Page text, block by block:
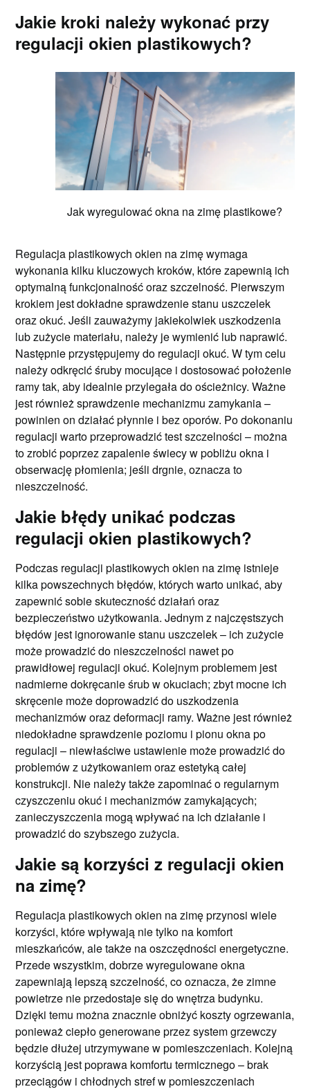
Jakie kroki należy wykonać przy
regulacji okien plastikowych?
Jak wyregulować okna na zimę plastikowe?
Regulacja plastikowych okien na zimę wymaga
wykonania kilku kluczowych kroków, które zapewnią ich
optymalną funkcjonalność oraz szczelność. Pierwszym
krokiem jest dokładne sprawdzenie stanu uszczelek
oraz okuć. Jeśli zauważymy jakiekolwiek uszkodzenia
lub zużycie materiału, należy je wymienić lub naprawić.
Następnie przystępujemy do regulacji okuć. W tym celu
należy odkręcić śruby mocujące i dostosować położenie
ramy tak, aby idealnie przylegała do ościeżnicy. Ważne
jest również sprawdzenie mechanizmu zamykania –
powinien on działać płynnie i bez oporów. Po dokonaniu
regulacji warto przeprowadzić test szczelności – można
to zrobić poprzez zapalenie świecy w pobliżu okna i
obserwację płomienia; jeśli drgnie, oznacza to
nieszczelność.
Jakie błędy unikać podczas
regulacji okien plastikowych?
Podczas regulacji plastikowych okien na zimę istnieje
kilka powszechnych błędów, których warto unikać, aby
zapewnić sobie skuteczność działań oraz
bezpieczeństwo użytkowania. Jednym z najczęstszych
błędów jest ignorowanie stanu uszczelek – ich zużycie
może prowadzić do nieszczelności nawet po
prawidłowej regulacji okuć. Kolejnym problemem jest
nadmierne dokręcanie śrub w okuciach; zbyt mocne ich
skręcenie może doprowadzić do uszkodzenia
mechanizmów oraz deformacji ramy. Ważne jest również
niedokładne sprawdzenie poziomu i pionu okna po
regulacji – niewłaściwe ustawienie może prowadzić do
problemów z użytkowaniem oraz estetyką całej
konstrukcji. Nie należy także zapominać o regularnym
czyszczeniu okuć i mechanizmów zamykających;
zanieczyszczenia mogą wpływać na ich działanie i
prowadzić do szybszego zużycia.
Jakie są korzyści z regulacji okien
na zimę?
Regulacja plastikowych okien na zimę przynosi wiele
korzyści, które wpływają nie tylko na komfort
mieszkańców, ale także na oszczędności energetyczne.
Przede wszystkim, dobrze wyregulowane okna
zapewniają lepszą szczelność, co oznacza, że zimne
powietrze nie przedostaje się do wnętrza budynku.
Dzięki temu można znacznie obniżyć koszty ogrzewania,
ponieważ ciepło generowane przez system grzewczy
będzie dłużej utrzymywane w pomieszczeniach. Kolejną
korzyścią jest poprawa komfortu termicznego – brak
przeciągów i chłodnych stref w pomieszczeniach